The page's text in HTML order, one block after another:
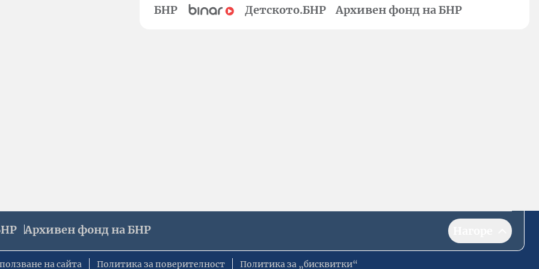
БНР Детското.БНР Архивен фонд на БНР
Архивен фонд на БНР
на сайта Политика за поверителност Политика за „бисквитки“